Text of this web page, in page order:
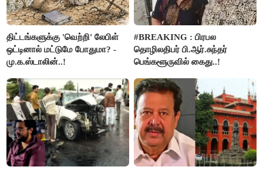
திட்டங்களுக்கு 'வெற்றி' லேபிள்
ஒட்டினால் மட்டுமே போதுமா? -
மு.க.ஸ்டாலின்..!
#BREAKING : பிரபல
தொழிலதிபர் பி.ஆர்.சுந்தர்
பெங்களூருவில் கைது..!